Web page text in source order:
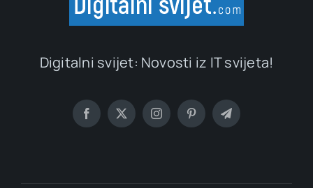
Digitalni svijet: Novosti iz IT svijeta!